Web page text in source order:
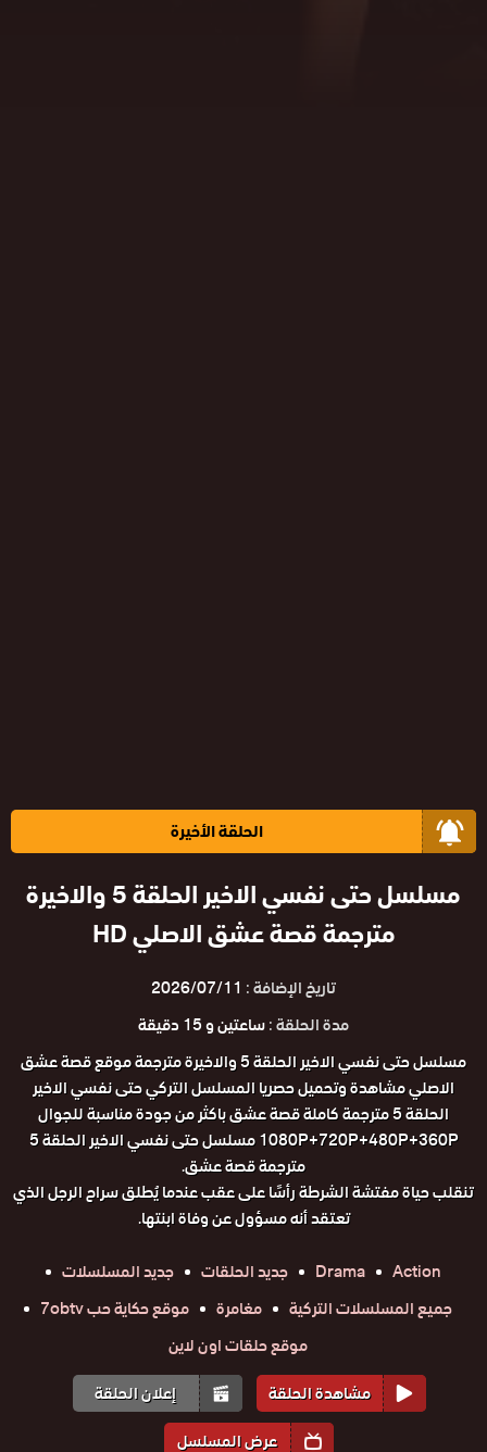
الحلقة الأخيرة
مسلسل حتى نفسي الاخير الحلقة 5 والاخيرة
مترجمة قصة عشق الاصلي HD
تاريخ الإضافة : 2026/07/11
مدة الحلقة :ساعتين و 15 دقيقة
مسلسل حتى نفسي الاخير الحلقة 5 والاخيرة مترجمة موقع قصة عشق
الاصلي مشاهدة وتحميل حصريا المسلسل التركي حتى نفسي الاخير
الحلقة 5 مترجمة كاملة قصة عشق باكثر من جودة مناسبة للجوال
1080P+720P+480P+360P مسلسل حتى نفسي الاخير الحلقة 5
مترجمة قصة عشق.
تنقلب حياة مفتشة الشرطة رأسًا على عقب عندما يُطلق سراح الرجل الذي
تعتقد أنه مسؤول عن وفاة ابنتها.
Action
Drama جديد الحلقات
جديد المسلسلات
جميع المسلسلات التركية
مغامرة
موقع حكاية حب 7obtv
موقع حلقات اون لاين
مشاهدة الحلقة
إعلان الحلقة
عرض المسلسل